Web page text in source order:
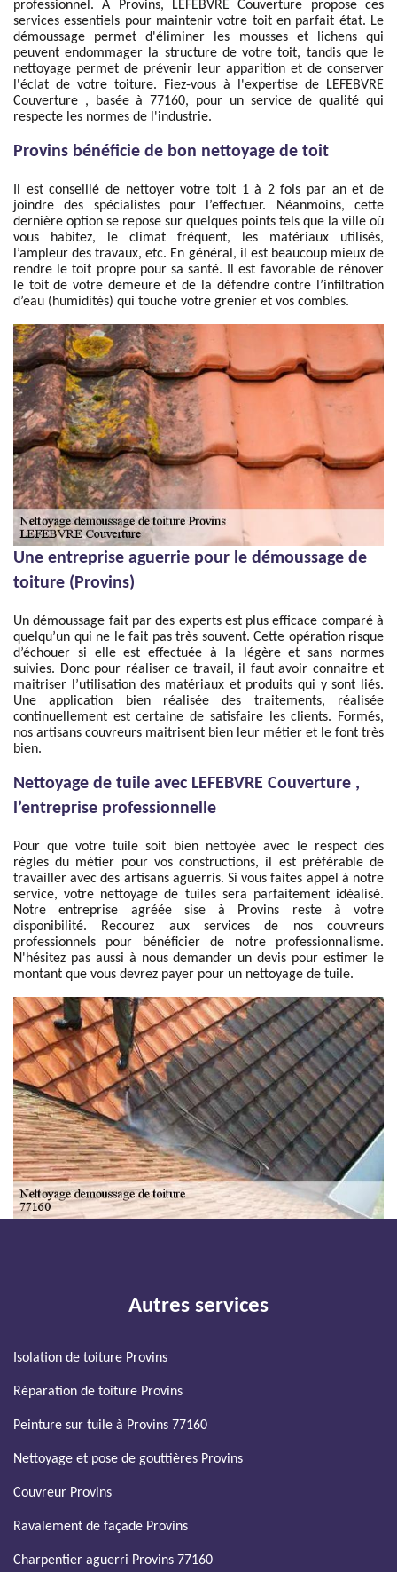
professionnel. À Provins, LEFEBVRE Couverture propose ces
services essentiels pour maintenir votre toit en parfait état. Le
démoussage permet d'éliminer les mousses et lichens qui
peuvent endommager la structure de votre toit, tandis que le
nettoyage permet de prévenir leur apparition et de conserver
l'éclat de votre toiture. Fiez-vous à l'expertise de LEFEBVRE
Couverture , basée à 77160, pour un service de qualité qui
respecte les normes de l'industrie.
Provins bénéficie de bon nettoyage de toit
Il est conseillé de nettoyer votre toit 1 à 2 fois par an et de
joindre des spécialistes pour l’effectuer. Néanmoins, cette
dernière option se repose sur quelques points tels que la ville où
vous habitez, le climat fréquent, les matériaux utilisés,
l’ampleur des travaux, etc. En général, il est beaucoup mieux de
rendre le toit propre pour sa santé. Il est favorable de rénover
le toit de votre demeure et de la défendre contre l’infiltration
d’eau (humidités) qui touche votre grenier et vos combles.
Une entreprise aguerrie pour le démoussage de
toiture (Provins)
Un démoussage fait par des experts est plus efficace comparé à
quelqu’un qui ne le fait pas très souvent. Cette opération risque
d’échouer si elle est effectuée à la légère et sans normes
suivies. Donc pour réaliser ce travail, il faut avoir connaitre et
maitriser l’utilisation des matériaux et produits qui y sont liés.
Une application bien réalisée des traitements, réalisée
continuellement est certaine de satisfaire les clients. Formés,
nos artisans couvreurs maitrisent bien leur métier et le font très
bien.
Nettoyage de tuile avec LEFEBVRE Couverture ,
l’entreprise professionnelle
Pour que votre tuile soit bien nettoyée avec le respect des
règles du métier pour vos constructions, il est préférable de
travailler avec des artisans aguerris. Si vous faites appel à notre
service, votre nettoyage de tuiles sera parfaitement idéalisé.
Notre entreprise agréée sise à Provins reste à votre
disponibilité. Recourez aux services de nos couvreurs
professionnels pour bénéficier de notre professionnalisme.
N'hésitez pas aussi à nous demander un devis pour estimer le
montant que vous devrez payer pour un nettoyage de tuile.
Autres services
Isolation de toiture Provins
Réparation de toiture Provins
Peinture sur tuile à Provins 77160
Nettoyage et pose de gouttières Provins
Couvreur Provins
Ravalement de façade Provins
Charpentier aguerri Provins 77160